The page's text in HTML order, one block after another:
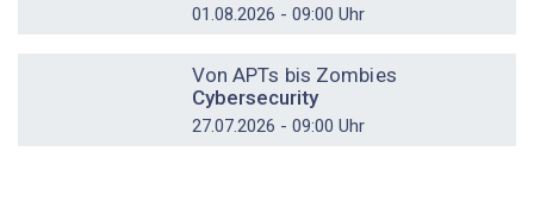
01.08.2026 - 09:00 Uhr
Von APTs bis Zombies
Cybersecurity
27.07.2026 - 09:00 Uhr